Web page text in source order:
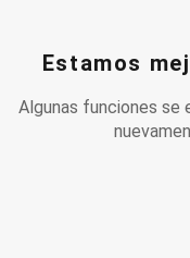
Estamos
Algunas funciones se